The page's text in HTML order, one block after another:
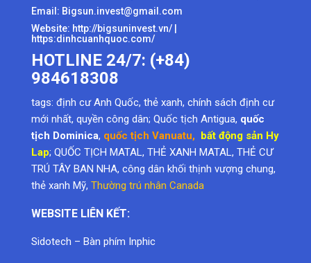
Email: Bigsun.invest@gmail.com
Website: http://bigsuninvest.vn/ |
https:dinhcuanhquoc.com/
HOTLINE 24/7: (+84)
984618308
tags: định cư Anh Quốc, thẻ xanh, chính sách định cư
mới nhất, quyền công dân; Quốc tịch Antigua, quốc
tịch Dominica, quốc tịch Vanuatu, bất động sản Hy
Lap; QUỐC TỊCH MATAL, THẺ XANH MATAL, THẺ CƯ
TRÚ TÂY BAN NHA, công dân khối thịnh vượng chung,
thẻ xanh Mỹ, Thường trú nhân Canada
WEBSITE LIÊN KẾT:
Sidotech – Bàn phím Inphic